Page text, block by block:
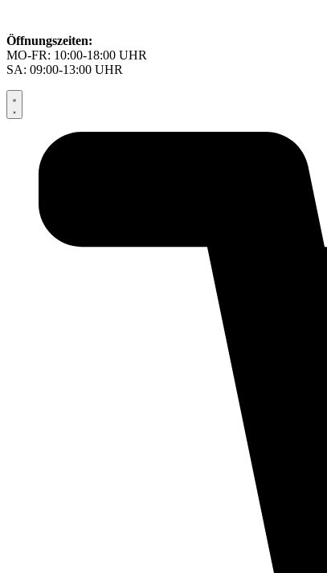
Öffnungszeiten:
MO-FR: 10:00-18:00 UHR
SA: 09:00-13:00 UHR